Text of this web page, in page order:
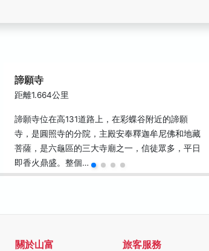
諦願寺
距離1.664公里
諦願寺位在高131道路上，在彩蝶谷附近的諦願
寺，是圓照寺的分院，主殿安奉釋迦牟尼佛和地藏
菩薩，是六龜區的三大寺廟之一，信徒眾多，平日
即香火鼎盛。整個…
關於山富 旅客服務